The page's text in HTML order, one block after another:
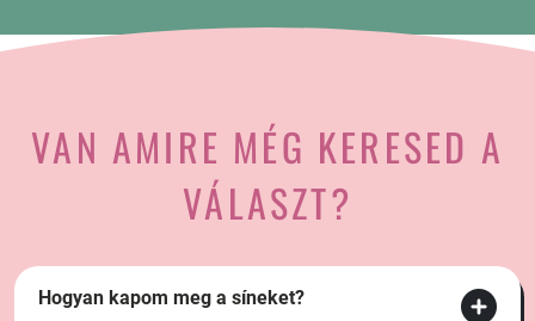
VAN AMIRE MÉG KERESED A
VÁLASZT?
Hogyan kapom meg a síneket?